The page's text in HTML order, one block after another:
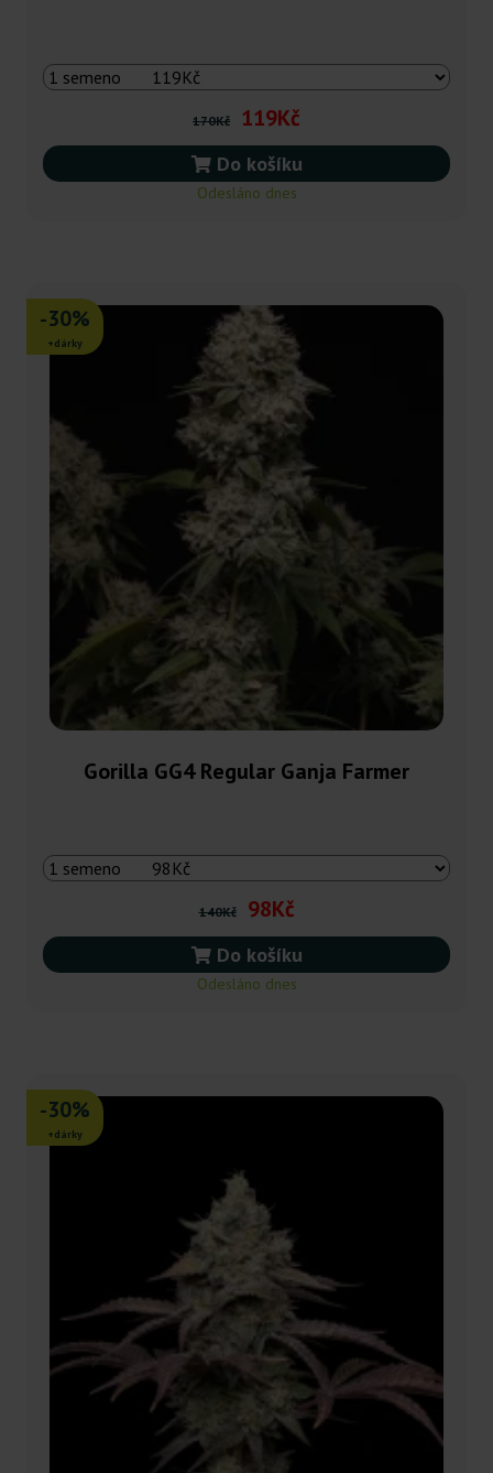
170Kč 119Kč
Do košíku
Odesláno dnes
-30%
+dárky
Gorilla GG4 Regular Ganja Farmer
140Kč 98Kč
Do košíku
Odesláno dnes
-30%
+dárky